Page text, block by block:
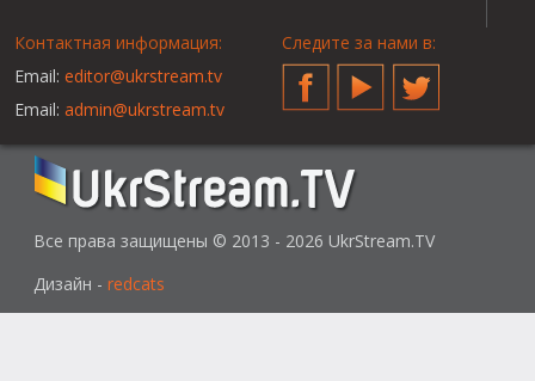
Контактная информация:
Email: editor@ukrstream.tv
Email: admin@ukrstream.tv
Следите за нами в:
FacebookYouTubeTwitter
Все права защищены © 2013 - 2026 UkrStream.TV
Дизайн - redcats